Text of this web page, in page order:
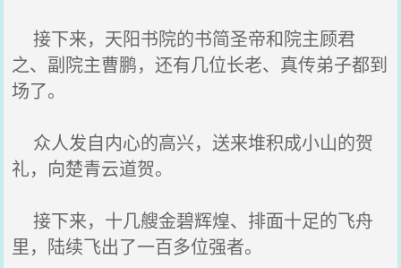
接下来，天阳书院的书简圣帝和院主顾君
之、副院主曹鹏，还有几位长老、真传弟子都到
场了。
众人发自内心的高兴，送来堆积成小山的贺
礼，向楚青云道贺。
接下来，十几艘金碧辉煌、排面十足的飞舟
里，陆续飞出了一百多位强者。